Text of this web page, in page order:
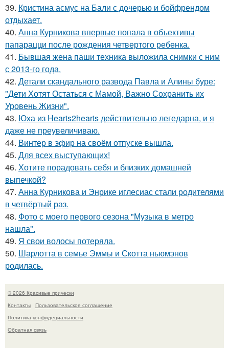
39. Кристина асмус на Бали с дочерью и бойфрендом
отдыхает.
40. Анна Курникова впервые попала в объективы
папарацци после рождения четвертого ребенка.
41. Бывшая жена паши техника выложила снимки с ним
с 2013-го года.
42. Детали скандального развода Павла и Алины буре:
"Дети Хотят Остаться с Мамой, Важно Сохранить их
Уровень Жизни".
43. Юха из Hearts2hearts действительно легедарна, и я
даже не преувеличиваю.
44. Винтер в эфир на своём отпуске вышла.
45. Для всех выступающих!
46. Хотите порадовать себя и близких домашней
выпечкой?
47. Анна Курникова и Энрике иглесиас стали родителями
в четвёртый раз.
48. Фото с моего первого сезона "Музыка в метро
нашла".
49. Я свои волосы потеряла.
50. Шарлотта в семье Эммы и Скотта ньюмэнов
родилась.
© 2026 Красивые прически
Контакты
Пользовательское соглашение
Политика конфидециальности
Обратная связь